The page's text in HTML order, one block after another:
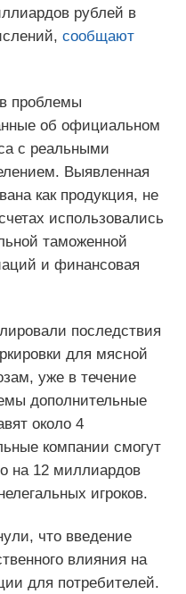
рублей в
сообщают
проблемы
об официальном
с реальными
Выявленная
как продукция, не
использовались
таможенной
и финансовая
последствия
для мясной
уже в течение
дополнительные
около 4
компании смогут
на 12 миллиардов
игроков.
что введение
влияния на
для потребителей.